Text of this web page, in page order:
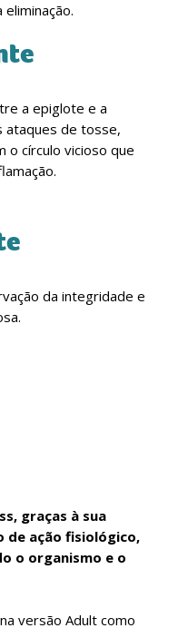
a epiglote e a
ataques de tosse,
o círculo vicioso que
da integridade e
graças à sua
de ação fisiológico,
o organismo e o
versão Adult como